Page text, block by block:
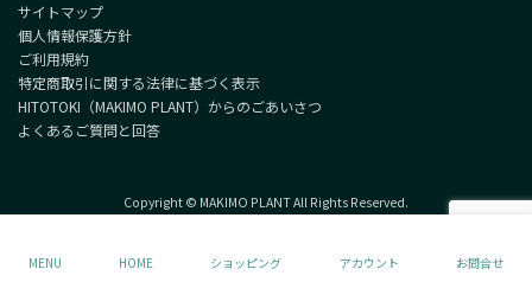
サイトマップ
個人情報保護方針
ご利用規約
特定商取引に関する法律に基づく表示
HITOTOKI（MAKIMO PLANT）からのごあいさつ
よくあるご質問と回答
Copyright © MAKIMO PLANT All Rights Reserved.
MENU HOME ショッピング アカウント お問合せ